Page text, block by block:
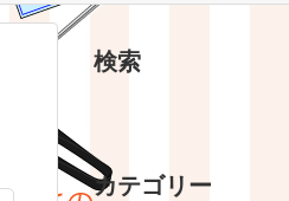
検索
カテゴリー